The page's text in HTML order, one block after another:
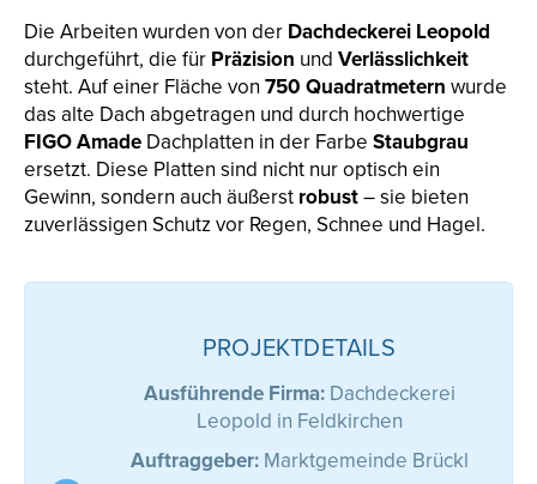
Die Arbeiten wurden von der Dachdeckerei Leopold
durchgeführt, die für Präzision und Verlässlichkeit
steht. Auf einer Fläche von 750 Quadratmetern wurde
das alte Dach abgetragen und durch hochwertige
FIGO Amade Dachplatten in der Farbe Staubgrau
ersetzt. Diese Platten sind nicht nur optisch ein
Gewinn, sondern auch äußerst robust– sie bieten
zuverlässigen Schutz vor Regen, Schnee und Hagel.
PROJEKTDETAILS
Ausführende Firma:Dachdeckerei
Leopold in Feldkirchen
Auftraggeber:Marktgemeinde Brückl